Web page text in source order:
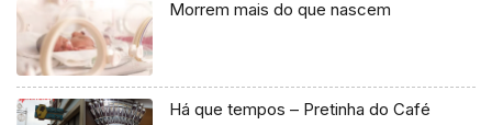
Morrem mais do que nascem
Há que tempos – Pretinha do Café